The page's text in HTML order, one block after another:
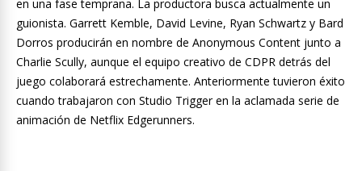
en una fase temprana. La productora busca actualmente un
guionista. Garrett Kemble, David Levine, Ryan Schwartz y Bard
Dorros producirán en nombre de Anonymous Content junto a
Charlie Scully, aunque el equipo creativo de CDPR detrás del
juego colaborará estrechamente. Anteriormente tuvieron éxito
cuando trabajaron con Studio Trigger en la aclamada serie de
animación de Netflix Edgerunners.